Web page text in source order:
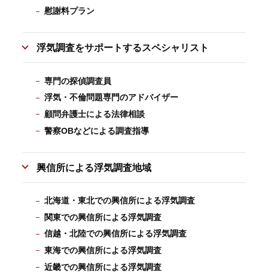
慰謝料プラン
浮気調査をサポートするスペシャリスト
専門の探偵調査員
浮気・不倫問題専門のアドバイザー
顧問弁護士による法律相談
警察OBなどによる調査指導
興信所による浮気調査地域
北海道・東北での興信所による浮気調査
関東での興信所による浮気調査
信越・北陸での興信所による浮気調査
東海での興信所による浮気調査
近畿での興信所による浮気調査